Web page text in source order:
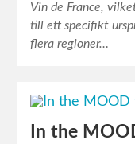
Vin de France,
till ett specifikt
flera regioner…
In the